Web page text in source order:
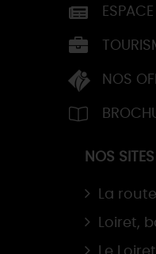
NOS
NOS SITES
La
Loiret,